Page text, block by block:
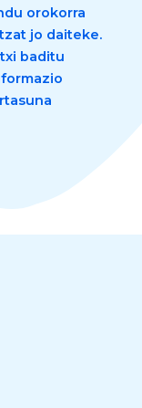
orokorra
jo daiteke.
baditu